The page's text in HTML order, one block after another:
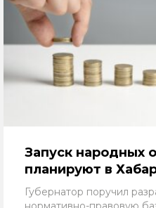
Запуск народных
планируют в
Губернатор поручил